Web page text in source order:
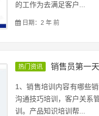
的工作为去满足客户...
日期：2 年 前
热门资讯 销售员第一
1、销售培训内容有哪些
沟通技巧培训，客户关系
训。产品知识培训帮...